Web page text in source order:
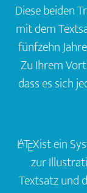
Diese beiden
mit dem
fünfzehn
Zu Ihrem
dass es sich
L
ATEXist ein
zur
Textsatz und